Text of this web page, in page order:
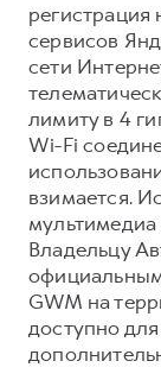
регистрация
сервисов
сети
лимиту в 4
Wi-Fi
взимается.
мультимедиа
Владельцу
GWM на
доступно